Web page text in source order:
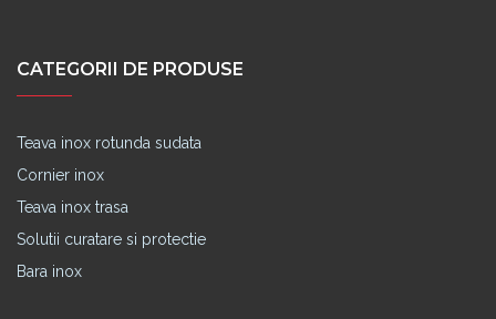
CATEGORII DE PRODUSE
Teava inox rotunda sudata
Cornier inox
Teava inox trasa
Solutii curatare si protectie
Bara inox